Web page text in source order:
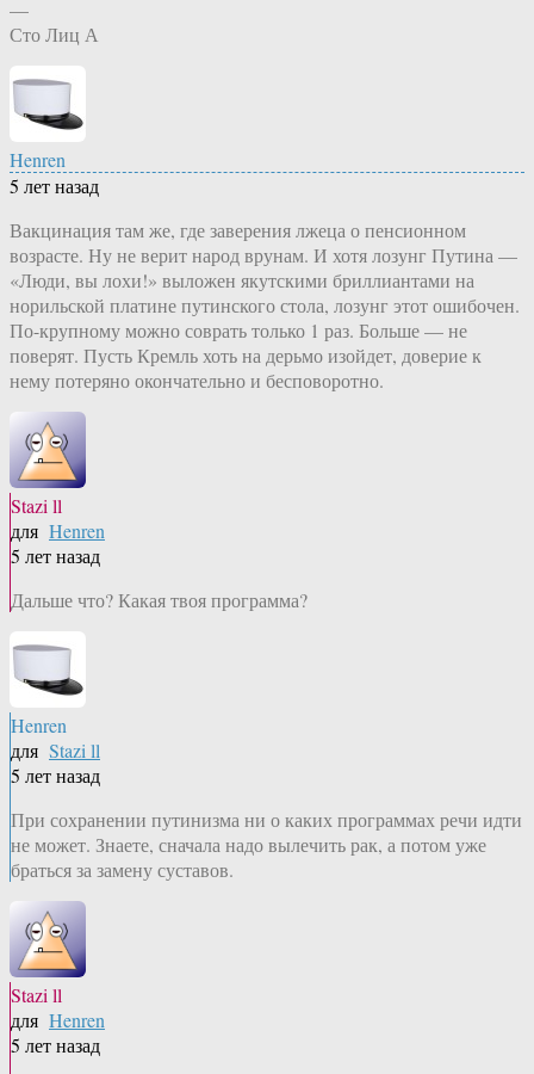
—
Сто Лиц А
Henren
5 лет назад
Вакцинация там же, где заверения лжеца о пенсионном
возрасте. Ну не верит народ врунам. И хотя лозунг Путина —
«Люди, вы лохи!» выложен якутскими бриллиантами на
норильской платине путинского стола, лозунг этот ошибочен.
По-крупному можно соврать только 1 раз. Больше — не
поверят. Пусть Кремль хоть на дерьмо изойдет, доверие к
нему потеряно окончательно и бесповоротно.
Stazi ll
для Henren
5 лет назад
Дальше что? Какая твоя программа?
Henren
для Stazi ll
5 лет назад
При сохранении путинизма ни о каких программах речи идти
не может. Знаете, сначала надо вылечить рак, а потом уже
браться за замену суставов.
Stazi ll
для Henren
5 лет назад